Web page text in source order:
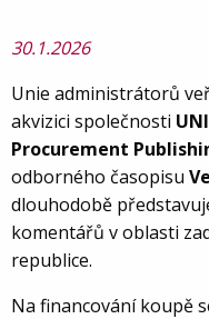
30.1.2026
Unie administrátorů
akvizici společnosti
Procurement
odborného časopisu
dlouhodobě
komentářů v oblasti
republice.
Na financování koupě